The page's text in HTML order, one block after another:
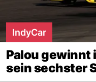
IndyCar
Palou gewinnt
sein sechster